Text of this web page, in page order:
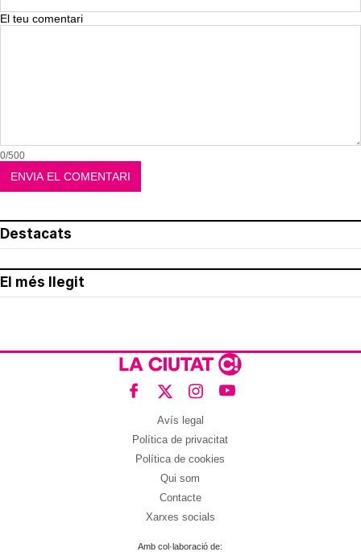
El teu comentari
0/500
Destacats
El més llegit
Avís legal
Política de privacitat
Política de cookies
Qui som
Contacte
Xarxes socials
Amb col·laboració de: